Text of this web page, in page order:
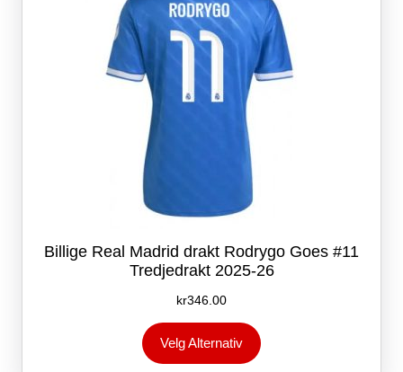
Billige Real Madrid drakt Rodrygo Goes #11
Tredjedrakt 2025-26
kr346.00
Velg Alternativ
produktet